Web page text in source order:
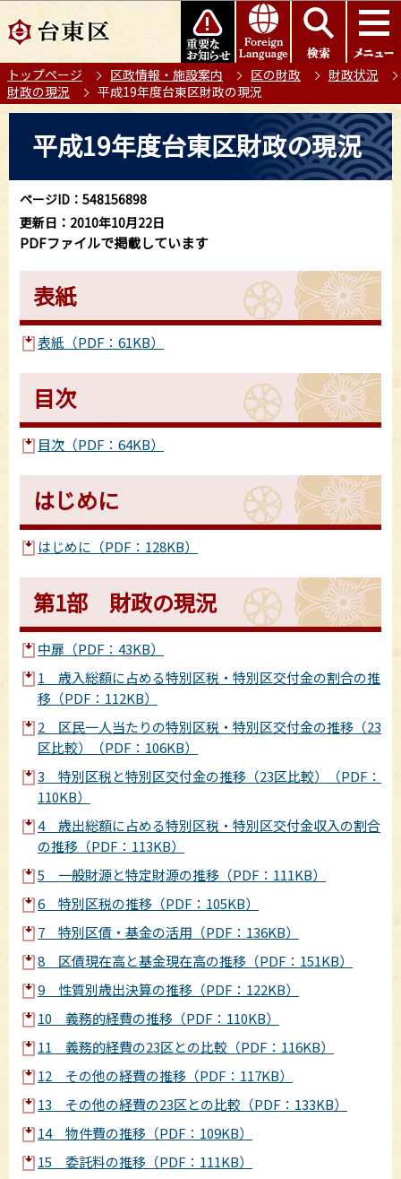
の
ー
ジ
このページの本文へ移動
トップページ 区政情報・施設案内 区の財政
財政状況
財政の現況
平成19年度台東区財政の現況
か
ら
平成19年度台東区財政の現況
ページID：548156898
更新日：2010年10月22日
PDFファイルで掲載しています
表紙
表紙（PDF：61KB）
目次
目次（PDF：64KB）
はじめに
はじめに（PDF：128KB）
第1部 財政の現況
中扉（PDF：43KB）
1 歳入総額に占める特別区税・特別区交付金の割合の推
移（PDF：112KB）
2 区民一人当たりの特別区税・特別区交付金の推移（23
区比較）（PDF：106KB）
3 特別区税と特別区交付金の推移（23区比較）（PDF：
110KB）
4 歳出総額に占める特別区税・特別区交付金収入の割合
の推移（PDF：113KB）
5 一般財源と特定財源の推移（PDF：111KB）
6 特別区税の推移（PDF：105KB）
7 特別区債・基金の活用（PDF：136KB）
8 区債現在高と基金現在高の推移（PDF：151KB）
9 性質別歳出決算の推移（PDF：122KB）
10 義務的経費の推移（PDF：110KB）
11 義務的経費の23区との比較（PDF：116KB）
12 その他の経費の推移（PDF：117KB）
13 その他の経費の23区との比較（PDF：133KB）
14 物件費の推移（PDF：109KB）
15 委託料の推移（PDF：111KB）